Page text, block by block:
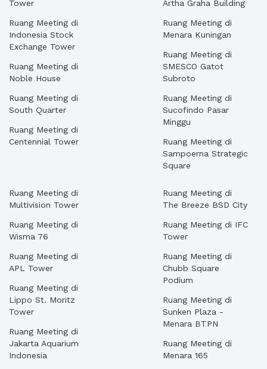
Tower
Ruang Meeting di
Indonesia Stock
Exchange Tower
Ruang Meeting di
Noble House
Ruang Meeting di
South Quarter
Ruang Meeting di
Centennial Tower
Artha Graha Building
Ruang Meeting di
Menara Kuningan
Ruang Meeting di
SMESCO Gatot
Subroto
Ruang Meeting di
Sucofindo Pasar
Minggu
Ruang Meeting di
Sampoerna Strategic
Square
Ruang Meeting di
Multivision Tower
Ruang Meeting di
Wisma 76
Ruang Meeting di
APL Tower
Ruang Meeting di
Lippo St. Moritz
Tower
Ruang Meeting di
Jakarta Aquarium
Indonesia
Ruang Meeting di
The Breeze BSD City
Ruang Meeting di IFC
Tower
Ruang Meeting di
Chubb Square
Podium
Ruang Meeting di
Sunken Plaza -
Menara BTPN
Ruang Meeting di
Menara 165